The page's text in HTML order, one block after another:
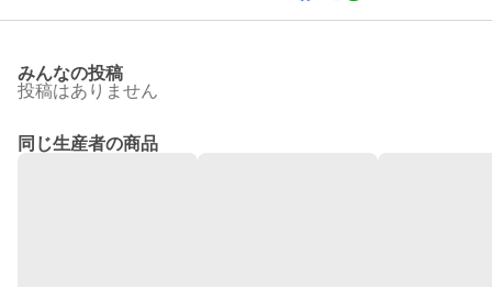
みんなの投稿
投稿はありません
同じ生産者の商品